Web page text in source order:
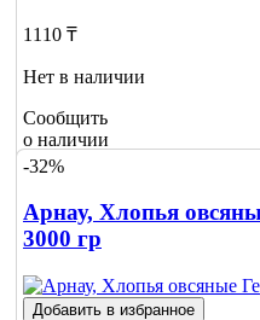
1110 ₸
Нет в наличии
Сообщить
о наличии
-32%
Арнау, Хлопья
3000 гр
Добавить в избранное